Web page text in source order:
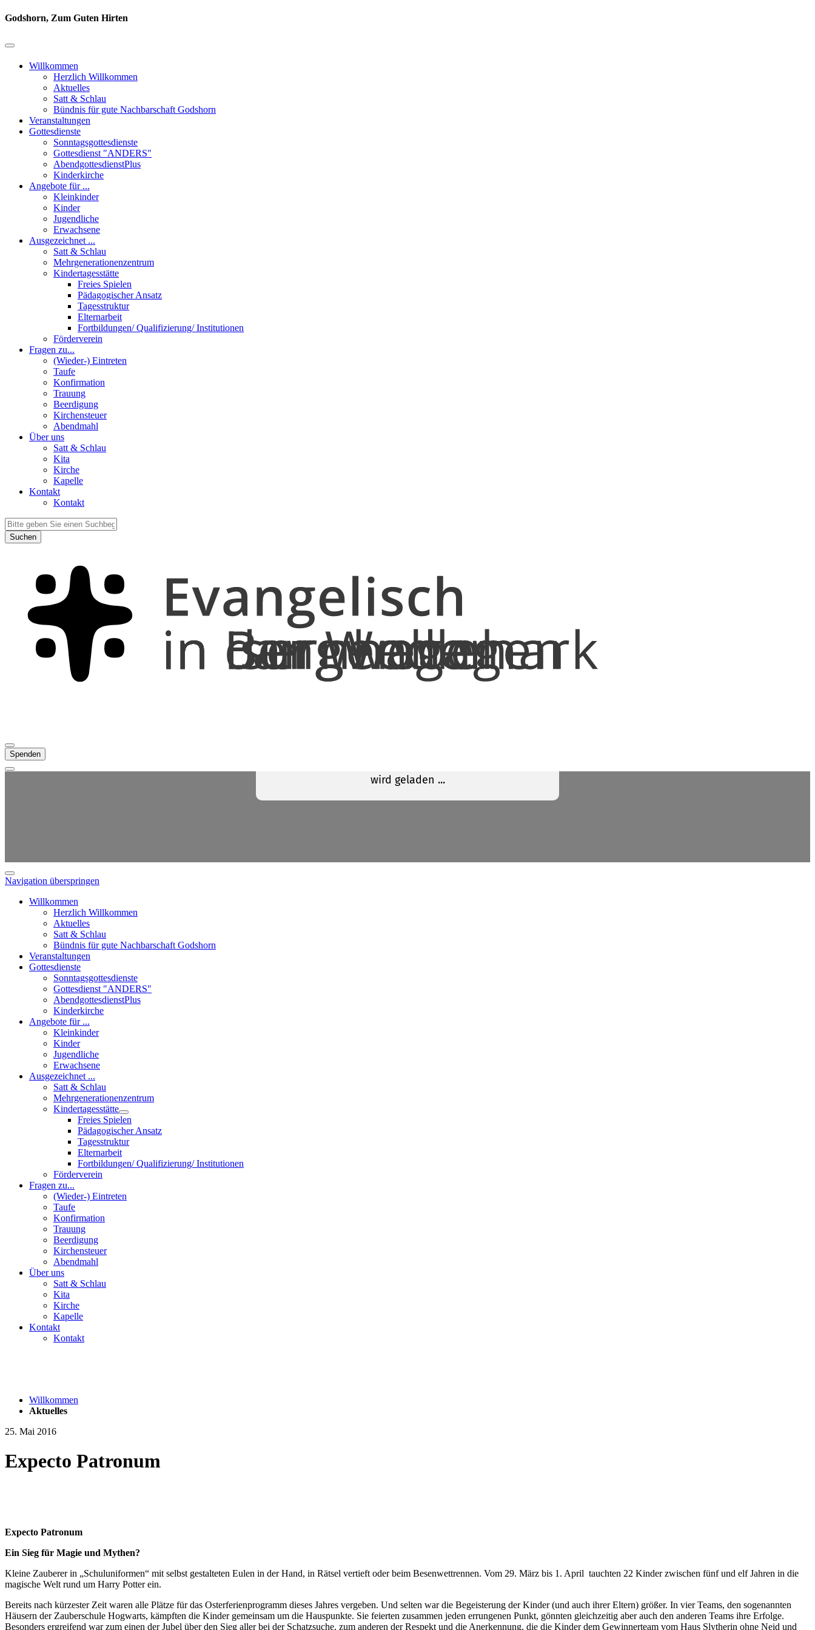
Godshorn, Zum Guten Hirten
Willkommen
Herzlich Willkommen
Aktuelles
Satt & Schlau
Bündnis für gute Nachbarschaft Godshorn
Veranstaltungen
Gottesdienste
Sonntagsgottesdienste
Gottesdienst "ANDERS"
AbendgottesdienstPlus
Kinderkirche
Angebote für ...
Kleinkinder
Kinder
Jugendliche
Erwachsene
Ausgezeichnet ...
Satt & Schlau
Mehrgenerationenzentrum
Kindertagesstätte
Freies Spielen
Pädagogischer Ansatz
Tagesstruktur
Elternarbeit
Fortbildungen/ Qualifizierung/ Institutionen
Förderverein
Fragen zu...
(Wieder-) Eintreten
Taufe
Konfirmation
Trauung
Beerdigung
Kirchensteuer
Abendmahl
Über uns
Satt & Schlau
Kita
Kirche
Kapelle
Kontakt
Kontakt
Suchen
Spenden
Navigation überspringen
Willkommen
Herzlich Willkommen
Aktuelles
Satt & Schlau
Bündnis für gute Nachbarschaft Godshorn
Veranstaltungen
Gottesdienste
Sonntagsgottesdienste
Gottesdienst "ANDERS"
AbendgottesdienstPlus
Kinderkirche
Angebote für ...
Kleinkinder
Kinder
Jugendliche
Erwachsene
Ausgezeichnet ...
Satt & Schlau
Mehrgenerationenzentrum
Kindertagesstätte
Freies Spielen
Pädagogischer Ansatz
Tagesstruktur
Elternarbeit
Fortbildungen/ Qualifizierung/ Institutionen
Förderverein
Fragen zu...
(Wieder-) Eintreten
Taufe
Konfirmation
Trauung
Beerdigung
Kirchensteuer
Abendmahl
Über uns
Satt & Schlau
Kita
Kirche
Kapelle
Kontakt
Kontakt
Willkommen
Aktuelles
25. Mai 2016
Expecto Patronum
Expecto Patronum
Ein Sieg für Magie und Mythen?
Kleine Zauberer in „Schuluniformen“ mit selbst gestalteten Eulen in der Hand, in Rätsel vertieft oder beim Besenwettrennen. Vom 29. März bis 1. April tauchten 22 Kinder zwischen fünf und elf Jahren in die
magische Welt rund um Harry Potter ein.
Bereits nach kürzester Zeit waren alle Plätze für das Osterferienprogramm dieses Jahres vergeben. Und selten war die Begeisterung der Kinder (und auch ihrer Eltern) größer. In vier Teams, den sogenannten
Häusern der Zauberschule Hogwarts, kämpften die Kinder gemeinsam um die Hauspunkte. Sie feierten zusammen jeden errungenen Punkt, gönnten gleichzeitig aber auch den anderen Teams ihre Erfolge.
Besonders ergreifend war zum einen der Jubel über den Sieg aller bei der Schatzsuche, zum anderen der Respekt und die Anerkennung, die die Kinder dem Gewinnerteam vom Haus Slytherin ohne Neid und